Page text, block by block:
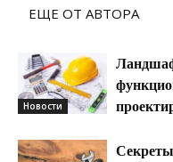
ЕЩЕ ОТ АВТОРА
Новости